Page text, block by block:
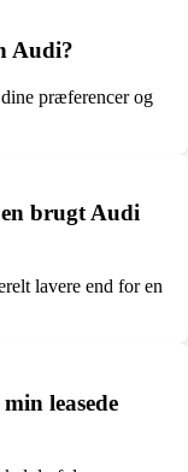
Audi?
præferencer og
brugt Audi
lavere end for en
leasede